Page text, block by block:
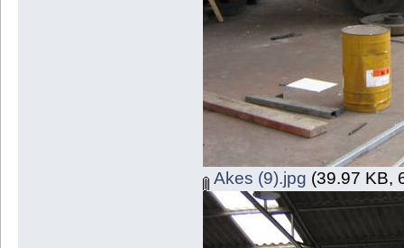
Akes (9).jpg (39.97 KB,